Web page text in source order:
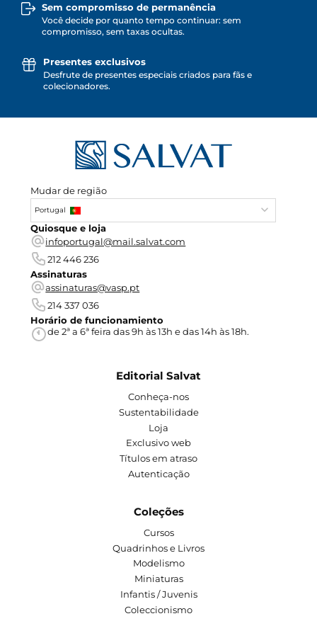
Sem compromisso de permanência
Você decide por quanto tempo continuar: sem
compromisso, sem taxas ocultas.
Presentes exclusivos
Desfrute de presentes especiais criados para fãs e
colecionadores.
Mudar de região
Portugal
Quiosque e loja
infoportugal@mail.salvat.com
212 446 236
Assinaturas
assinaturas@vasp.pt
214 337 036
Horário de funcionamiento
de 2ª a 6ª feira das 9h às 13h e das 14h às 18h.
Editorial Salvat
Conheça-nos
Sustentabilidade
Loja
Exclusivo web
Títulos em atraso
Autenticação
Coleções
Cursos
Quadrinhos e Livros
Modelismo
Miniaturas
Infantis / Juvenis
Coleccionismo